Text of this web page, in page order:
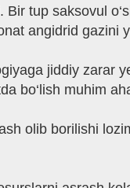
tup saksovul
angidrid gazini
jiddiy zarar
bo‘lish muhim
olib borilishi